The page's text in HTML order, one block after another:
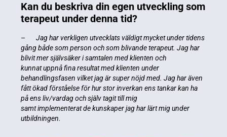
Kan du beskriva din egen utveckling som
terapeut under denna tid?
–Jag har verkligen utvecklats väldigt mycket under tidens
gång både som person och som blivande terapeut. Jag har
blivit mer självsäker i samtalen med klienten och
kunnat uppnå fina resultat med klienten under
behandlingsfasen vilket jag är super nöjd med. Jag har även
fått ökad förståelse för hur stor inverkan ens tankar kan ha
på ens liv/vardag och själv tagit till mig
samt implementerat de kunskaper jag har lärt mig under
utbildningen.